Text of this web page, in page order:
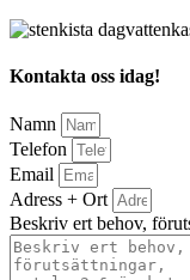
Kontakta oss idag!
Namn
Telefon
Email
Adress + Ort
Beskriv ert behov,